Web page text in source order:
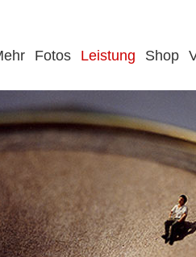
Fotos Leistung Shop